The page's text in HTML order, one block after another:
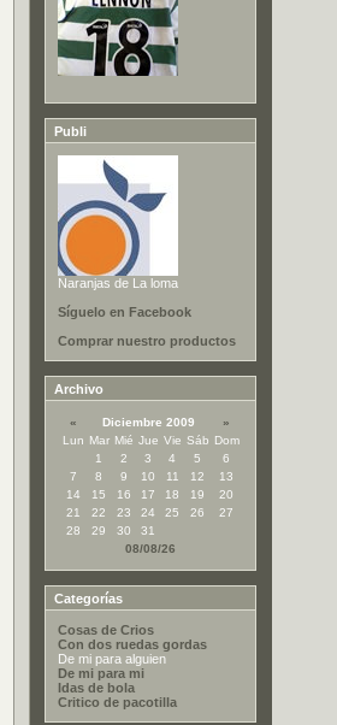
Publi
Naranjas de La loma
Síguelo en Facebook
Comprar nuestro productos
Archivo
« Diciembre 2009
»
Lun Mar Mié Jue Vie Sáb Dom
1
2 3 4 5
6
7
8 9 10 11 12
13
14
15 16 17 18 19
20
21
22 23 24 25 26
27
28
29 30
31
08/08/26
Categorías
Cosas de Crios
Con dos ruedas gordas
De mi para alguien
De mi para mi
Idas de bola
Critico de pacotilla